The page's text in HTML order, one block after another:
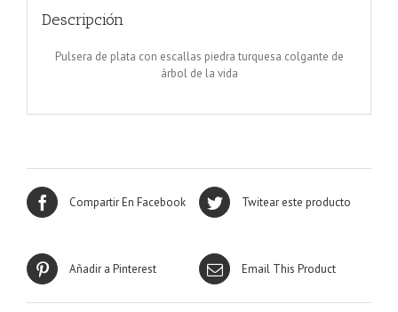
Descripción
Pulsera de plata con escallas piedra turquesa colgante de
árbol de la vida
Compartir En Facebook Twitear este producto
Añadir a Pinterest Email This Product